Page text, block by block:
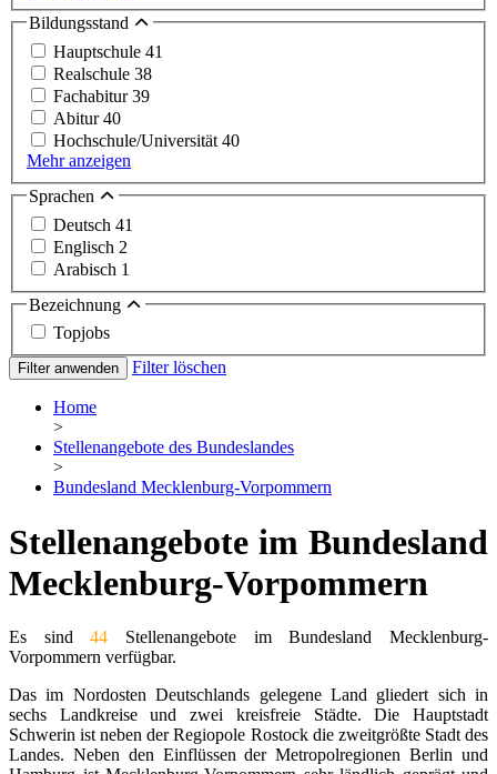
Bildungsstand
Hauptschule 41
Realschule 38
Fachabitur39
Abitur40
Hochschule/Universität 40
Mehr anzeigen
Sprachen
Deutsch 41
Englisch 2
Arabisch 1
Bezeichnung
Topjobs
Filter anwenden Filter löschen
Home
>
Stellenangebote des Bundeslandes
>
Bundesland Mecklenburg-Vorpommern
Stellenangebote im Bundesland
Mecklenburg-Vorpommern
Es sind44 Stellenangebote im Bundesland Mecklenburg-
Vorpommern verfügbar.
Das im Nordosten Deutschlands gelegene Land gliedert sich in
sechs Landkreise und zwei kreisfreie Städte. Die Hauptstadt
Schwerin ist neben der Regiopole Rostock die zweitgrößte Stadt des
Landes. Neben den Einflüssen der Metropolregionen Berlin und